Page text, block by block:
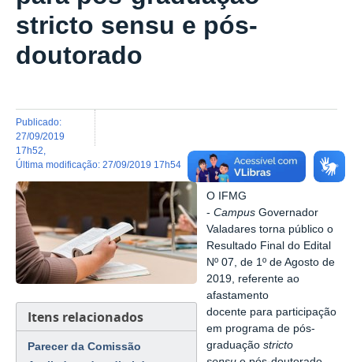
stricto sensu e pós-
doutorado
publicado:
27/09/2019
17h52
última modificação: 27/09/2019 17h54
Itens relacionados
Parecer da Comissão
O IFMG
-Campus Governador
Valadares torna público o
Resultado Final do Edital
Nº 07, de 1º de Agosto de
2019, referente ao
afastamento
docente para participação
em programa de pós-
graduaçãostricto